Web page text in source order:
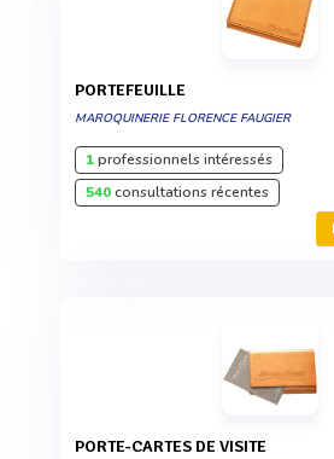
PORTEFEUILLE
MAROQUINERIE FLORENCE FAUGIER
1professionnels intéressés
540consultations récentes
PORTE-CARTES DE VISITE